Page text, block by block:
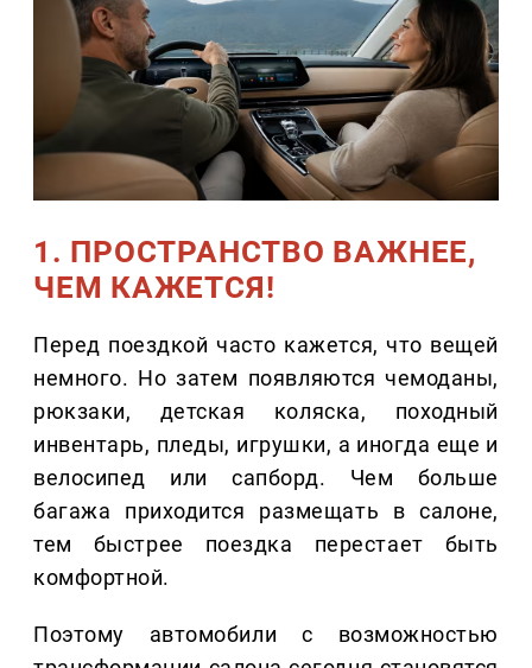
1. ПРОСТРАНСТВО ВАЖНЕЕ,
ЧЕМ КАЖЕТСЯ!
Перед поездкой часто кажется, что вещей
немного. Но затем появляются чемоданы,
рюкзаки, детская коляска, походный
инвентарь, пледы, игрушки, а иногда еще и
велосипед или сапборд. Чем больше
багажа приходится размещать в салоне,
тем быстрее поездка перестает быть
комфортной.
Поэтому автомобили с возможностью